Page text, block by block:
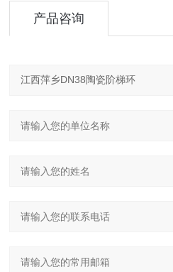
产品咨询